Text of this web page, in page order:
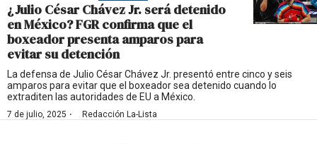
¿Julio César Chávez Jr. será detenido
en México? FGR confirma que el
boxeador presenta amparos para
evitar su detención
La defensa de Julio César Chávez Jr. presentó entre cinco y seis
amparos para evitar que el boxeador sea detenido cuando lo
extraditen las autoridades de EU a México.
7 de julio, 2025 · Redacción La-Lista